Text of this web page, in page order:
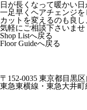
日が長くなって暖かい日
一足早くヘアチェンジ
カットを変えるのも良
気軽にご相談下さいませ
Shop Listへ戻る
Floor Guideへ戻る
〒152-0035 東京都目黒
東急東横線・東急大井